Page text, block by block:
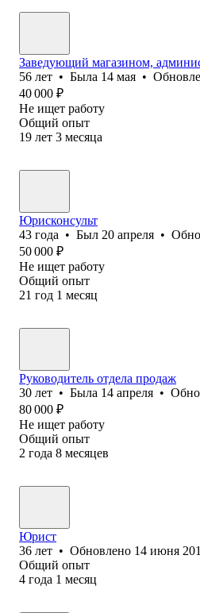
Заведующий магазином,
56 лет • Была 14 мая •
40 000 ₽
Не ищет работу
Общий опыт
19 лет 3 месяца
Юрисконсульт
43 года • Был 20 апреля •
50 000 ₽
Не ищет работу
Общий опыт
21 год 1 месяц
Руководитель отдела продаж
30 лет • Была 14 апреля •
80 000 ₽
Не ищет работу
Общий опыт
2 года 8 месяцев
Юрист
36 лет • Обновлено 14 июня
Общий опыт
4 года 1 месяц